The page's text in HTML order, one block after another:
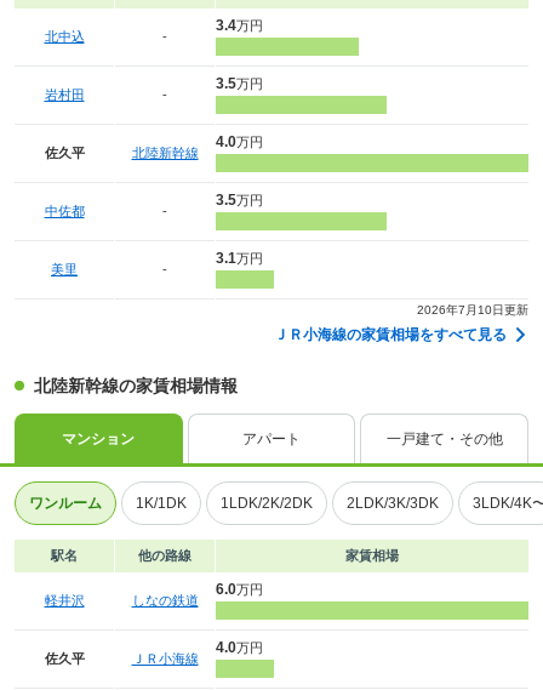
北中込 -
3.4万円
岩村田 -
3.5万円
佐久平 北陸新幹線
4.0万円
中佐都 -
3.5万円
美里 -
3.1万円
2026年7月10日更新
ＪＲ小海線の家賃相場をすべて見る
北陸新幹線の家賃相場情報
マンション アパート 一戸建て・その他
ワンルーム 1K/1DK 1LDK/2K/2DK 2LDK/3K/3DK 3LDK/4K
駅名 他の路線 家賃相場
軽井沢 しなの鉄道
6.0万円
佐久平 ＪＲ小海線
4.0万円